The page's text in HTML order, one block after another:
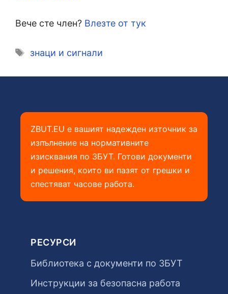
Вече сте член? Влезте от тук
Етикети
знаци и сигнали
ZBUT.EU е вашият надежден източник за
изпълнение на нормативните
изисквания по ЗБУТ. Готови документи
и решения, които ви пазят от грешки и
спестяват часове работа.
РЕСУРСИ
Библиотека с документи по ЗБУТ
Инструкции за безопасна работа